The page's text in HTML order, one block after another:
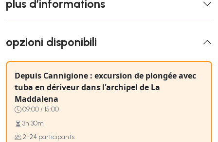
plus d’informations
opzioni disponibili
Depuis Cannigione : excursion de plongée avec
tuba en dériveur dans l'archipel de La
Maddalena
09:00 / 15:00
3h 30m
2-24 participants